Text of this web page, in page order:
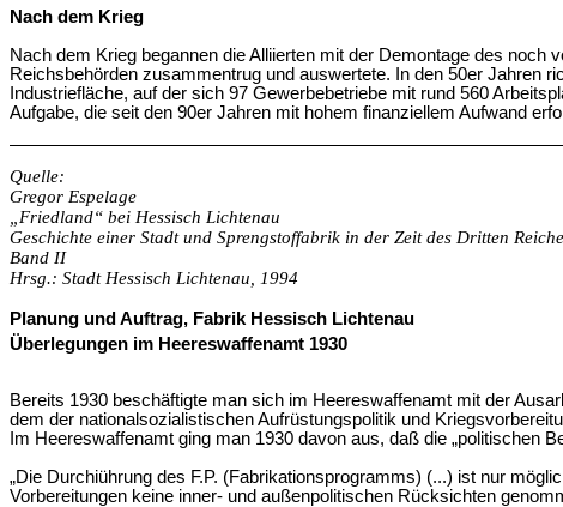
Nach dem Krieg
Nach dem Krieg begannen die Alliierten mit der Demontage des
Reichsbehörden zusammentrug und auswertete. In den 50er Jahren
Industriefläche, auf der sich 97 Gewerbebetriebe mit rund 560
Aufgabe, die seit den 90er Jahren mit hohem finanziellem Aufwand
Quelle:
Gregor Espelage
„Friedland“ bei Hessisch Lichtenau
Geschichte einer Stadt und Sprengstoffabrik in der Zeit des Dritten
Band II
Hrsg.: Stadt Hessisch Lichtenau, 1994
Planung und Auftrag, Fabrik Hessisch Lichtenau
Überlegungen im Heereswaffenamt 1930
Bereits 1930 beschäftigte man sich im Heereswaffenamt mit der
dem der nationalsozialistischen Aufrüstungspolitik und
Im Heereswaffenamt ging man 1930 davon aus, daß die „politischen
„Die Durchiührung des F.P. (Fabrikationsprogramms) (...) ist nur
Vorbereitungen keine inner- und außenpolitischen Rücksichten